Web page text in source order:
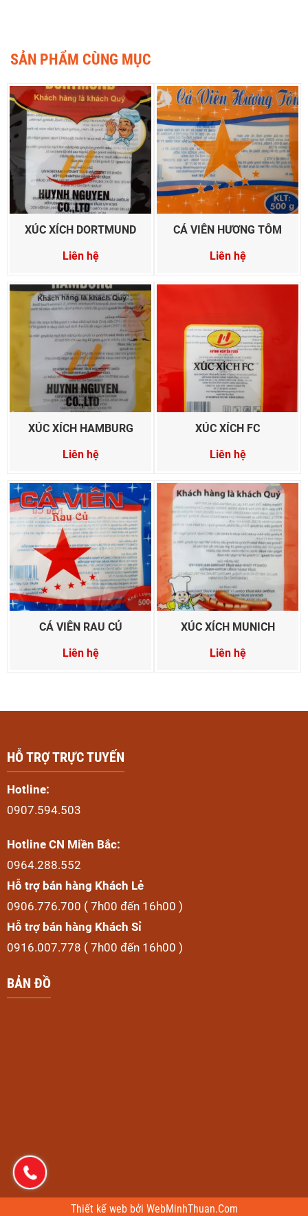
SẢN PHẨM CÙNG MỤC
XÚC XÍCH DORTMUND
Liên hệ
CÁ VIÊN HƯƠNG TÔM
Liên hệ
XÚC XÍCH HAMBURG
Liên hệ
XÚC XÍCH FC
Liên hệ
CÁ VIÊN RAU CỦ
Liên hệ
XÚC XÍCH MUNICH
Liên hệ
HỖ TRỢ TRỰC TUYẾN
Hotline:
0907.594.503
Hotline CN Miền Bắc:
0964.288.552
Hỗ trợ bán hàng Khách Lẻ
0906.776.700 ( 7h00 đến 16h00 )
Hỗ trợ bán hàng Khách Sỉ
0916.007.778 ( 7h00 đến 16h00 )
BẢN ĐỒ
Thiết kế web bởi WebMinhThuan.Com